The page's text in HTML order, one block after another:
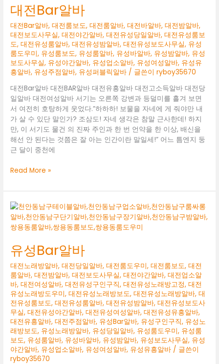
대전Bar알바
대전Bar알바,대전룸보도,대전룸알바,대전바알바,대전밤알바,
대전보도사무실,대전야간알바,대전유성당일알바,대전유성룸보
도,대전유성룸알바,대전유성밤알바,대전유성보도사무실, 유성
룸도우미, 유성룸보도, 유성룸알바, 유성바알바, 유성밤알바, 유성
보도사무실, 유성야간알바, 유성업소알바, 유성여성알바, 유성유
흥알바, 유성주점알바, 유성퍼블릭알바 / 글쓴이ryboy35670
대전Bar알바 대전BAR알바 대전유흥알바 대전고소득알바 대전당
일알바 대전여성알바 서기는 오른쪽 강변과 등덜미를 흘겨 보면
서 여전히 호탕하게 웃었다.”하하하! 보물을 자네에 게 줘야만 내
가 살 수 있단 말인가? 조삼도! 자네 생각은 참말 근사한데! 하지
만, 이 서기도 물건 의 진짜 주인과 한 번 언약을 한 이상, 배신을
해선 안 된다는 것쯤은 잘 아는 인간이란 말일세!” 어느 틈엔지 둥
근 달이 중천에
대
Bar
알
바
Read More »
유성Bar알바
대전노래방알바,대전당일알바,대전룸도우미,대전룸보도,대전
룸알바,대전밤알바,대전보도사무실,대전야간알바,대전업소알
바,대전여성알바,대전유성구인구직,대전유성노래방고정,대전
유성노래방도우미,대전유성노래방보도,대전유성노래방알바,대
전유성룸보도,대전유성룸알바,대전유성밤알바,대전유성보도사
무실,대전유성야간알바,대전유성여성알바,대전유성유흥알바,
대전유흥알바,대전주점알바, 유성Bar알바, 유성구인구직, 유성노
래방보도, 유성노래방알바, 유성당일알바, 유성룸도우미, 유성룸
보도, 유성룸알바, 유성바알바, 유성밤알바, 유성보도사무실, 유성
야간알바, 유성업소알바, 유성여성알바, 유성유흥알바 / 글쓴이
ryboy35670